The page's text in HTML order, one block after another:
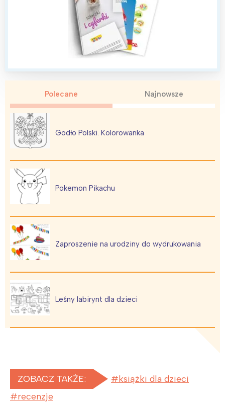
Polecane Najnowsze
Godło Polski. Kolorowanka
Pokemon Pikachu
Zaproszenie na urodziny do wydrukowania
Leśny labirynt dla dzieci
ZOBACZ TAKŻE:
książki dla dzieci
recenzje